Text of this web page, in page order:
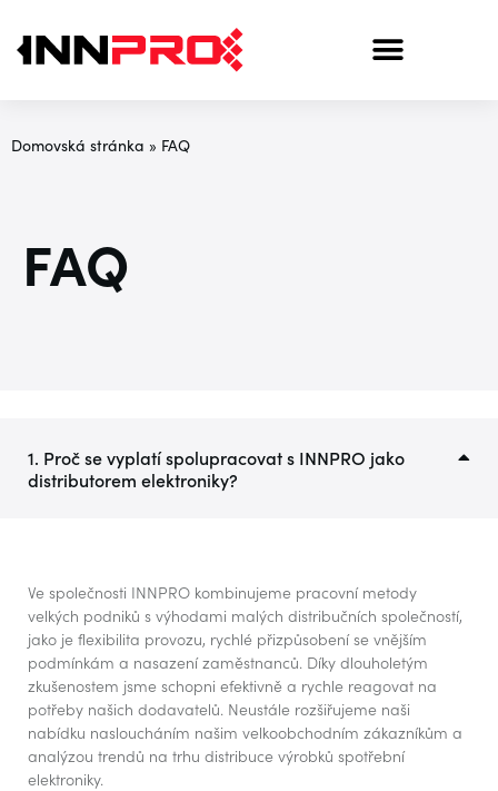
Domovská stránka » FAQ
FAQ
1. Proč se vyplatí spolupracovat s INNPRO jako
distributorem elektroniky?
Ve společnosti INNPRO kombinujeme pracovní metody
velkých podniků s výhodami malých distribučních společností,
jako je flexibilita provozu, rychlé přizpůsobení se vnějším
podmínkám a nasazení zaměstnanců. Díky dlouholetým
zkušenostem jsme schopni efektivně a rychle reagovat na
potřeby našich dodavatelů. Neustále rozšiřujeme naši
nabídku nasloucháním našim velkoobchodním zákazníkům a
analýzou trendů na trhu distribuce výrobků spotřební
elektroniky.